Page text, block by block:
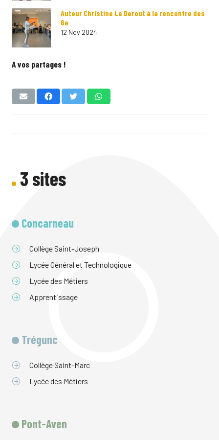
Auteur Christine Le Derout à la rencontre des
6e
12 Nov 2024
A vos partages !
3 sites
Concarneau
Collège Saint-Joseph
Lycée Général et Technologique
Lycée des Métiers
Apprentissage
Trégunc
Collège Saint-Marc
Lycée des Métiers
Pont-Aven